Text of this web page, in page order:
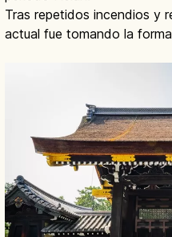
Tras repetidos incendios y
actual fue tomando la